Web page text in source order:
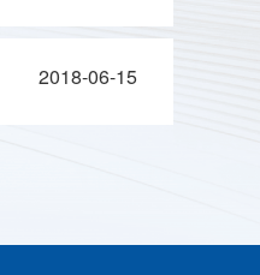
2018-06-15